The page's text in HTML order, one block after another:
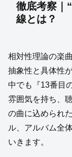
徹底考察｜
線とは？
相対性理論の楽
抽象性と具体性
中でも『13番目
雰囲気を持ち、
の曲に込められ
ル、アルバム全
いきます。